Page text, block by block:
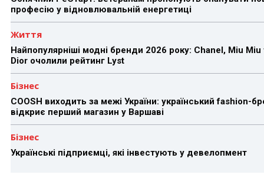
професію у відновлювальній енергетиці
Життя
Найпопулярніші модні бренди 2026 року: Chanel, Miu Miu
Dior очолили рейтинг Lyst
Бізнес
COOSH виходить за межі України: український fashion-
відкриє перший магазин у Варшаві
Бізнес
Українські підприємці, які інвестують у девелопмент